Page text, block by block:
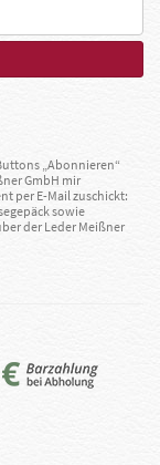
„Abonnieren“
GmbH mir
per E-Mail zuschickt:
sowie
der Leder Meißner